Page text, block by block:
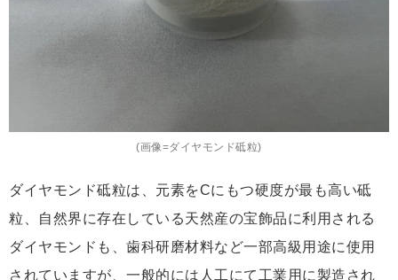
(画像=ダイヤモンド砥粒)
ダイヤモンド砥粒は、元素をCにもつ硬度が最も高い砥
粒、自然界に存在している天然産の宝飾品に利用される
ダイヤモンドも、歯科研磨材料など一部高級用途に使用
されていますが、一般的には人工にて工業用に製造され